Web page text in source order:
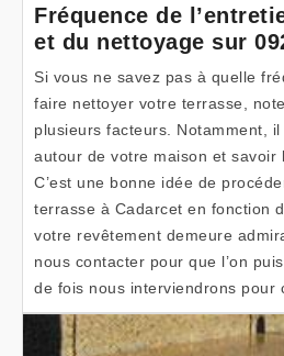
Fréquence de
et du nettoyage sur
Si vous ne savez pas à quelle
faire nettoyer votre terrasse,
plusieurs facteurs. Notamment,
autour de votre maison et savoir
C’est une bonne idée de
terrasse à Cadarcet en fonction
votre revêtement demeure
nous contacter pour que l’on
de fois nous interviendrons pour